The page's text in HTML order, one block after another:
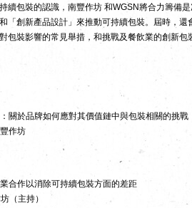
續包裝的認識，南豐作坊 和WGSN將合力籌備
「創新產品設計」來推動可持續包裝。屆時，還
包裝影響的常見舉措，和挑戰及餐飲業的創新包
關於品牌如何應對其價值鏈中與包裝相關的挑戰
作坊
合作以消除可持續包裝方面的差距
（主持）